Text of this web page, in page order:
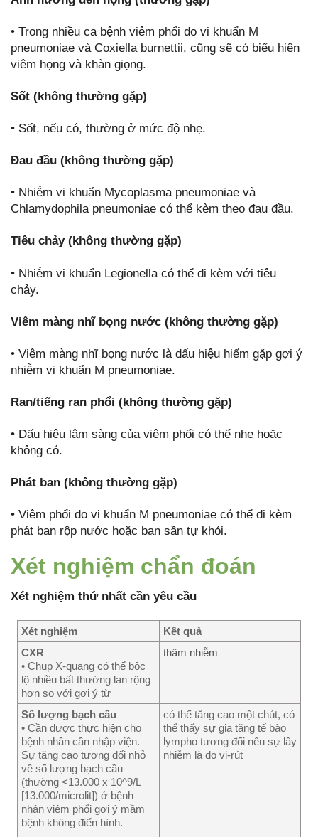
• Trong nhiều ca bệnh viêm phổi do vi khuẩn M
pneumoniae và Coxiella burnettii, cũng sẽ có biểu hiện
viêm họng và khàn giọng.
Sốt (không thường gặp)
• Sốt, nếu có, thường ở mức độ nhẹ.
Đau đầu (không thường gặp)
• Nhiễm vi khuẩn Mycoplasma pneumoniae và
Chlamydophila pneumoniae có thể kèm theo đau đầu.
Tiêu chảy (không thường gặp)
• Nhiễm vi khuẩn Legionella có thể đi kèm với tiêu
chảy.
Viêm màng nhĩ bọng nước (không thường gặp)
• Viêm màng nhĩ bọng nước là dấu hiệu hiếm gặp gợi ý
nhiễm vi khuẩn M pneumoniae.
Ran/tiếng ran phổi (không thường gặp)
• Dấu hiệu lâm sàng của viêm phổi có thể nhẹ hoặc
không có.
Phát ban (không thường gặp)
• Viêm phổi do vi khuẩn M pneumoniae có thể đi kèm
phát ban rộp nước hoặc ban sần tự khỏi.
Xét nghiệm chẩn đoán
Xét nghiệm thứ nhất cần yêu cầu
Xét nghiệm
Kết quả
CXR
• Chụp X-quang có thể bộc
lộ nhiều bất thường lan rộng
hơn so với gợi ý từ
thâm nhiễm
Số lượng bạch cầu
• Cần được thực hiện cho
bệnh nhân cần nhập viện.
Sự tăng cao tương đối nhỏ
về số lượng bạch cầu
(thường <13.000 x 10^9/L
[13.000/microlit]) ở bệnh
nhân viêm phổi gợi ý mầm
bệnh không điển hình.
có thể tăng cao một chút, có
thể thấy sự gia tăng tế bào
lympho tương đối nếu sự lây
nhiễm là do vi-rút